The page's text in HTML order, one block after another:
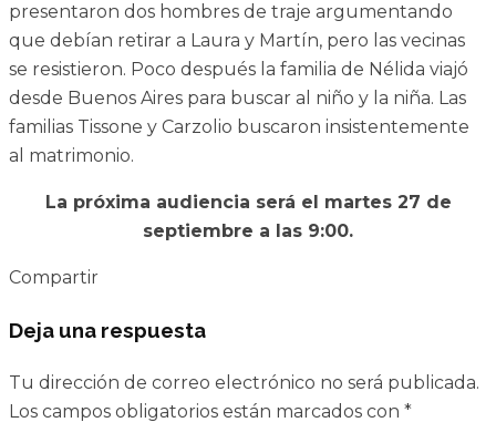
presentaron dos hombres de traje argumentando
que debían retirar a Laura y Martín, pero las vecinas
se resistieron. Poco después la familia de Nélida viajó
desde Buenos Aires para buscar al niño y la niña. Las
familias Tissone y Carzolio buscaron insistentemente
al matrimonio.
La próxima audiencia será el martes 27 de
septiembre a las 9:00.
Compartir
Deja una respuesta
Tu dirección de correo electrónico no será publicada.
Los campos obligatorios están marcados con *